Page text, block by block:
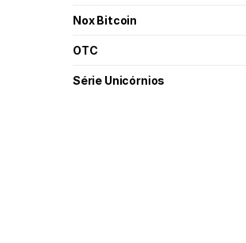
Nox Bitcoin
OTC
Série Unicórnios